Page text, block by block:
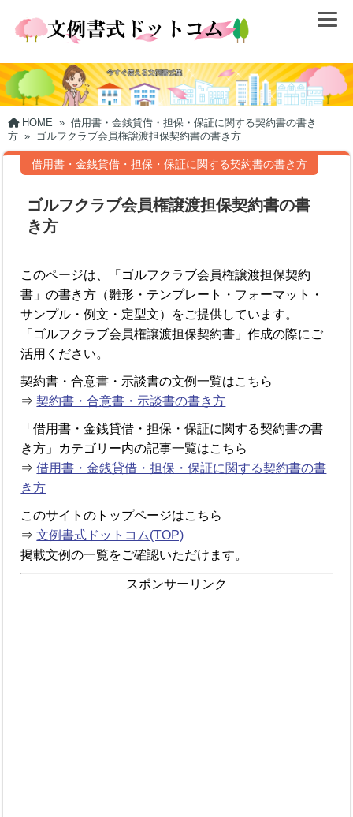
HOME » 借用書・金銭貸借・担保・保証に関する契約書の書き
方 » ゴルフクラブ会員権譲渡担保契約書の書き方
借用書・金銭貸借・担保・保証に関する契約書の書き方
ゴルフクラブ会員権譲渡担保契約書の書
き方
このページは、「ゴルフクラブ会員権譲渡担保契約
書」の書き方（雛形・テンプレート・フォーマット・
サンプル・例文・定型文）をご提供しています。
「ゴルフクラブ会員権譲渡担保契約書」作成の際にご
活用ください。
契約書・合意書・示談書の文例一覧はこちら
⇒契約書・合意書・示談書の書き方
「借用書・金銭貸借・担保・保証に関する契約書の書
き方」カテゴリー内の記事一覧はこちら
⇒借用書・金銭貸借・担保・保証に関する契約書の書
き方
このサイトのトップページはこちら
⇒文例書式ドットコム(TOP)
掲載文例の一覧をご確認いただけます。
スポンサーリンク